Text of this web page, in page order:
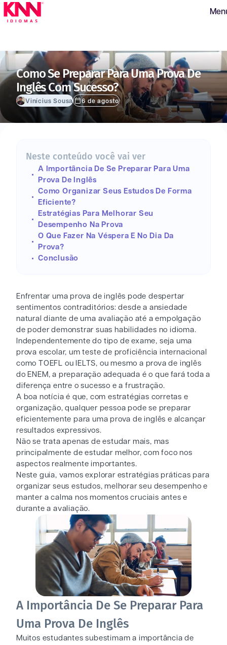
Como Se Preparar Para Uma Prova De
Inglês Com Sucesso?
Vinícius Sousa 6 de agosto
Neste conteúdo você vai ver
A Importância De Se Preparar Para Uma
Prova De Inglês
Como Organizar Seus Estudos De Forma
Eficiente?
Estratégias Para Melhorar Seu
Desempenho Na Prova
O Que Fazer Na Véspera E No Dia Da
Prova?
Conclusão
Enfrentar uma prova de inglês pode despertar
sentimentos contraditórios: desde a ansiedade
natural diante de uma avaliação até a empolgação
de poder demonstrar suas habilidades no idioma.
Independentemente do tipo de exame, seja uma
prova escolar, um teste de proficiência internacional
como TOEFL ou IELTS, ou mesmo a prova de inglês
do ENEM, a preparação adequada é o que fará toda a
diferença entre o sucesso e a frustração.
A boa notícia é que, com estratégias corretas e
organização, qualquer pessoa pode se preparar
eficientemente para uma prova de inglês e alcançar
resultados expressivos.
Não se trata apenas de estudar mais, mas
principalmente de estudar melhor, com foco nos
aspectos realmente importantes.
Neste guia, vamos explorar estratégias práticas para
organizar seus estudos, melhorar seu desempenho e
manter a calma nos momentos cruciais antes e
durante a avaliação.
A Importância De Se Preparar Para
Uma Prova De Inglês
Muitos estudantes subestimam a importância de